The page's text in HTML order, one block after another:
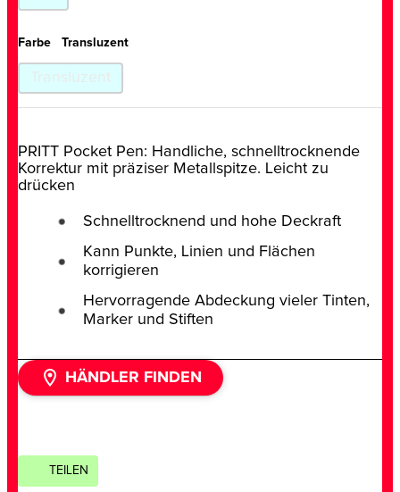
Farbe Transluzent
PRITT Pocket Pen: Handliche, schnelltrocknende
Korrektur mit präziser Metallspitze. Leicht zu
drücken
Schnelltrocknend und hohe Deckraft​
Kann Punkte, Linien und Flächen
korrigieren
Hervorragende Abdeckung vieler Tinten,
Marker und Stiften
HÄNDLER FINDEN
TEILEN